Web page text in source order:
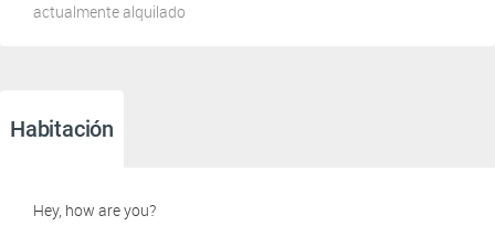
actualmente alquilado
Habitación
Hey, how are you?